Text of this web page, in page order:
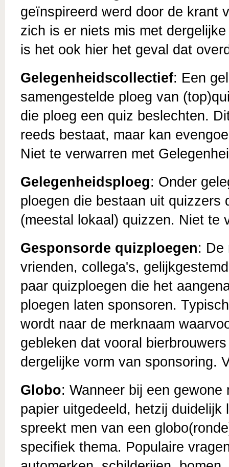
geïnspireerd werd door de krant
zich is er niets mis met
is het ook hier het geval dat
Gelegenheidscollectief: Een
samengestelde ploeg van
die ploeg een quiz beslechten.
reeds bestaat, maar kan
Niet te verwarren met
Gelegenheidsploeg: Onder
ploegen die bestaan uit quizzers
(meestal lokaal) quizzen. Niet te
Gesponsorde quizploegen: De
vrienden, collega's,
paar quizploegen die het
ploegen laten sponsoren.
wordt naar de merknaam
gebleken dat vooral
dergelijke vorm van sponsoring.
Globo: Wanneer bij een
papier uitgedeeld, hetzij
spreekt men van een
specifiek thema. Populaire